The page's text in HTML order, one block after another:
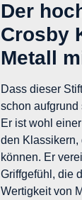
Der
Crosby
Metall
Dass dieser
schon
Er ist wohl
den Klassikern,
können. Er
Griffgefühl, die
Wertigkeit von